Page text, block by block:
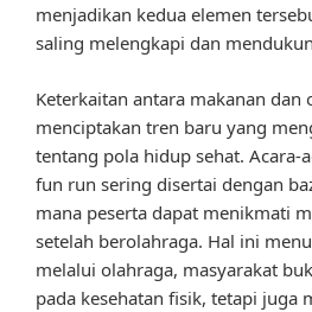
menjadikan kedua elemen
saling melengkapi dan
Keterkaitan antara makanan dan
menciptakan tren baru yang
tentang pola hidup sehat. Acara-
fun run sering disertai dengan
mana peserta dapat menikmati
setelah berolahraga. Hal ini
melalui olahraga, masyarakat
pada kesehatan fisik, tetapi juga